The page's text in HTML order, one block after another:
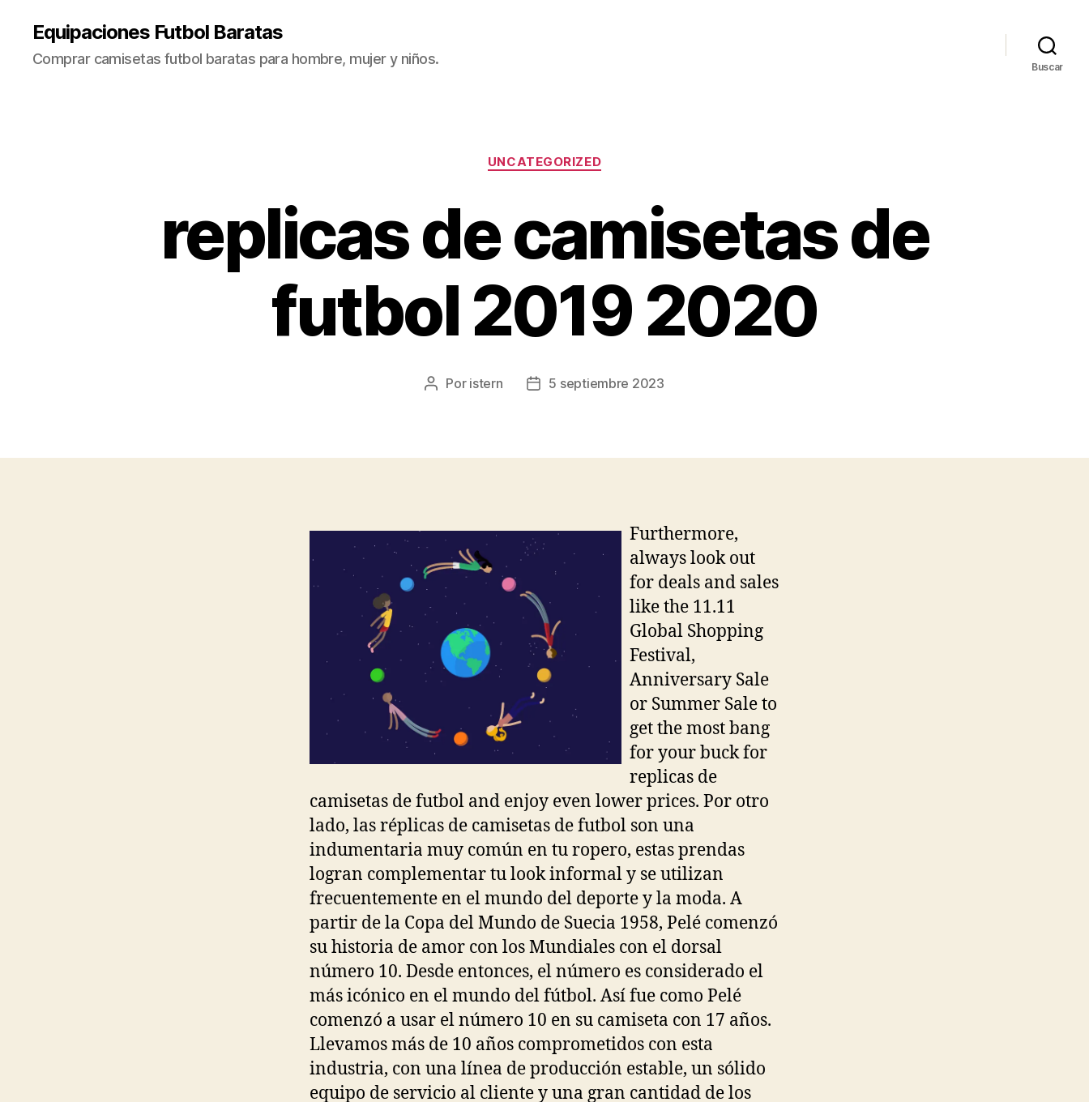
Equipaciones Futbol Baratas
Comprar camisetas futbol baratas para hombre, mujer y niños. Buscar
Categorías
UNCATEGORIZED
replicas de camisetas de
futbol 2019 2020
Autor
Por istern
Fecha5 septiembre 2023
Furthermore,
always look out
for deals and sales
like the 11.11
Global Shopping
Festival,
Anniversary Sale
or Summer Sale to
get the most bang
for your buck for
replicas de
camisetas de futbol and enjoy even lower prices. Por otro
lado, las réplicas de camisetas de futbol son una
indumentaria muy común en tu ropero, estas prendas
logran complementar tu look informal y se utilizan
frecuentemente en el mundo del deporte y la moda. A
partir de la Copa del Mundo de Suecia 1958, Pelé comenzó
su historia de amor con los Mundiales con el dorsal
número 10. Desde entonces, el número es considerado el
más icónico en el mundo del fútbol. Así fue como Pelé
comenzó a usar el número 10 en su camiseta con 17 años.
Llevamos más de 10 años comprometidos con esta
industria, con una línea de producción estable, un sólido
equipo de servicio al cliente y una gran cantidad de los